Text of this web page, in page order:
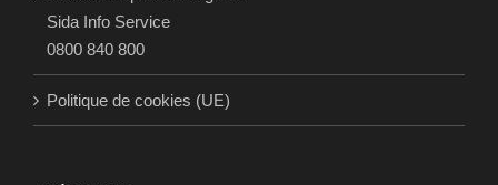
En cas de question urgente
Sida Info Service
0800 840 800